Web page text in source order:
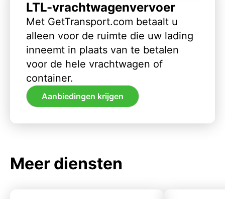
LTL-vrachtwagenvervoer
Met GetTransport.com betaalt u
alleen voor de ruimte die uw lading
inneemt in plaats van te betalen
voor de hele vrachtwagen of
container.
Aanbiedingen krijgen
Meer diensten